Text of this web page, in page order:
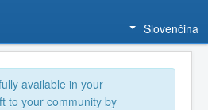
Slovenčina
available in your
to your community by